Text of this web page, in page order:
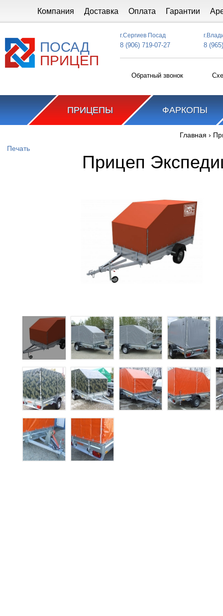
Компания Доставка Оплата Гарантии
ПОСАД
ПРИЦЕП
г.Сергиев Посад
8 (906) 719-07-27 8
Обратный звонок
ПРИЦЕПЫ ФАРКОПЫ
Главная ›
Печать
Прицеп